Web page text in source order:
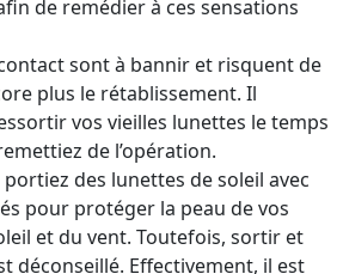
de remédier à ces sensations
sont à bannir et risquent de
plus le rétablissement. Il
vos vieilles lunettes le temps
de l’opération.
des lunettes de soleil avec
pour protéger la peau de vos
et du vent. Toutefois, sortir et
déconseillé. Effectivement, il est